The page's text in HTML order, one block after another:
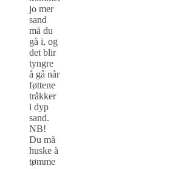
jo mer
sand
må du
gå i, og
det blir
tyngre
å gå når
føttene
tråkker
i dyp
sand.
NB!
Du må
huske å
tømme